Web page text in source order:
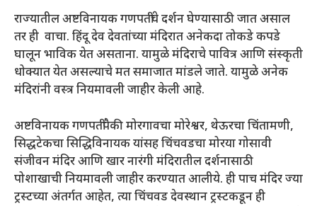
राज्यातील अष्टविनायक गणपतींचे दर्शन घेण्यासाठी जात असाल
तर ही वाचा. हिंदू देव देवतांच्या मंदिरात अनेकदा तोकडे कपडे
घालून भाविक येत असताना. यामुळे मंदिराचे पावित्र आणि संस्कृती
धोक्यात येत असल्याचे मत समाजात मांडले जाते. यामुळे अनेक
मंदिरांनी वस्त्र नियमावली जाहीर केली आहे.
अष्टविनायक गणपतींपैकी मोरगावचा मोरेश्वर, थेऊरचा चिंतामणी,
सिद्धटेकचा सिद्धिविनायक यांसह चिंचवडचा मोरया गोसावी
संजीवन मंदिर आणि खार नारंगी मंदिरातील दर्शनासाठी
पोशाखाची नियमावली जाहीर करण्यात आलीये. ही पाच मंदिर ज्या
ट्रस्टच्या अंतर्गत आहेत, त्या चिंचवड देवस्थान ट्रस्टकडून ही